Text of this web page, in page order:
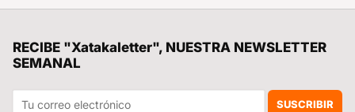
Ojalá hubiese descubierto antes el truco de la cebolla en el microondas
RECIBE "Xatakaletter", NUESTRA NEWSLETTER
SEMANAL
SUSCRIBIR